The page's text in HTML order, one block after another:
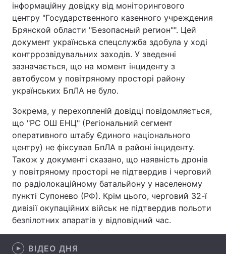
Зброя Інциденти
Здоров'я Туризм
Цікавинки Погода
Екологія Регіони
Відео з Youtube
Інтерв'ю Думки
Архів Вакансії
Контакти
Послуги
інформаційну довідку від моніторингового
центру "Государственного казенного учреждения
Брянской области "Безопасный регион"". Цей
документ українська спецслужба здобула у ході
контррозвідувальних заходів. У зведенні
зазначається, що на момент інциденту з
автобусом у повітряному просторі району
українських БпЛА не було.
Зокрема, у перехопленій довідці повідомляється,
що "РС ОШ ЕНЦ" (Регіональний сегмент
оперативного штабу Єдиного національного
центру) не фіксував БпЛА в районі інциденту.
Також у документі сказано, що наявність дронів
у повітряному просторі не підтвердив і черговий
по радіолокаційному батальйону у населеному
пункті Супонево (РФ). Крім цього, черговий 32-ї
дивізії окупаційних військ не підтвердив польоти
безпілотних апаратів у відповідний час.
ВІДЕО ДНЯ